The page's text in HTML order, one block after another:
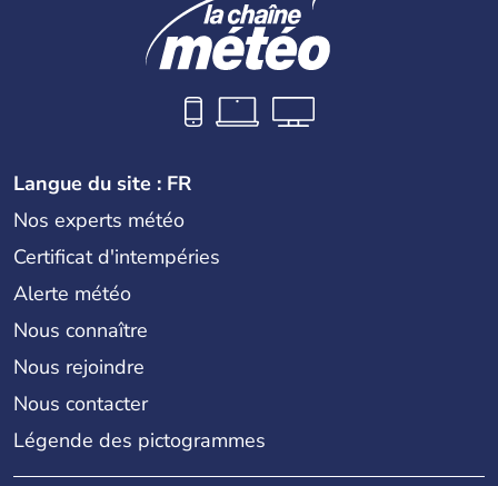
Langue du site : FR
Nos experts météo
Certificat d'intempéries
Alerte météo
Nous connaître
Nous rejoindre
Nous contacter
Légende des pictogrammes